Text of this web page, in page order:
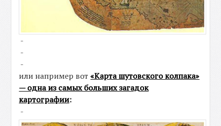
-
-
-
или например вот«Карта шутовского колпака»
— одна из самых больших загадок
картографии:
-